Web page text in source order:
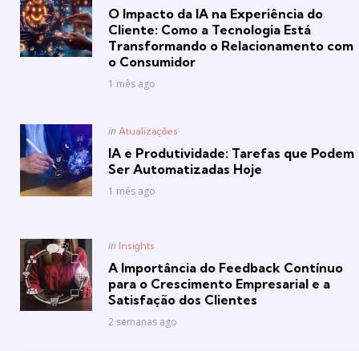
O Impacto da IA na Experiência do
Cliente: Como a Tecnologia Está
Transformando o Relacionamento com
o Consumidor
1 mês ago
Posted
in Atualizações
IA e Produtividade: Tarefas que Podem
Ser Automatizadas Hoje
1 mês ago
Posted
in Insights
A Importância do Feedback Contínuo
para o Crescimento Empresarial e a
Satisfação dos Clientes
2 semanas ago